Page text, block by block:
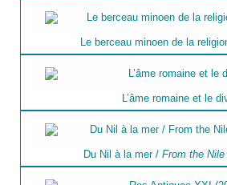
Le berceau minoen de la
L’âme romaine et le
Du Nil à la mer / From the